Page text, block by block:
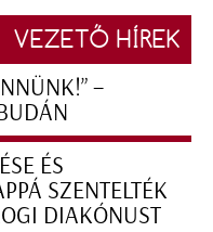
VEZETŐ HÍREK
–
ÉS
SZENTELTÉK
DIAKÓNUST